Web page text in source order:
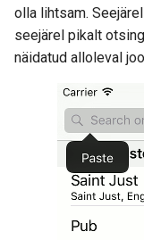
olla lihtsam.
seejärel pikalt
näidatud alloleval